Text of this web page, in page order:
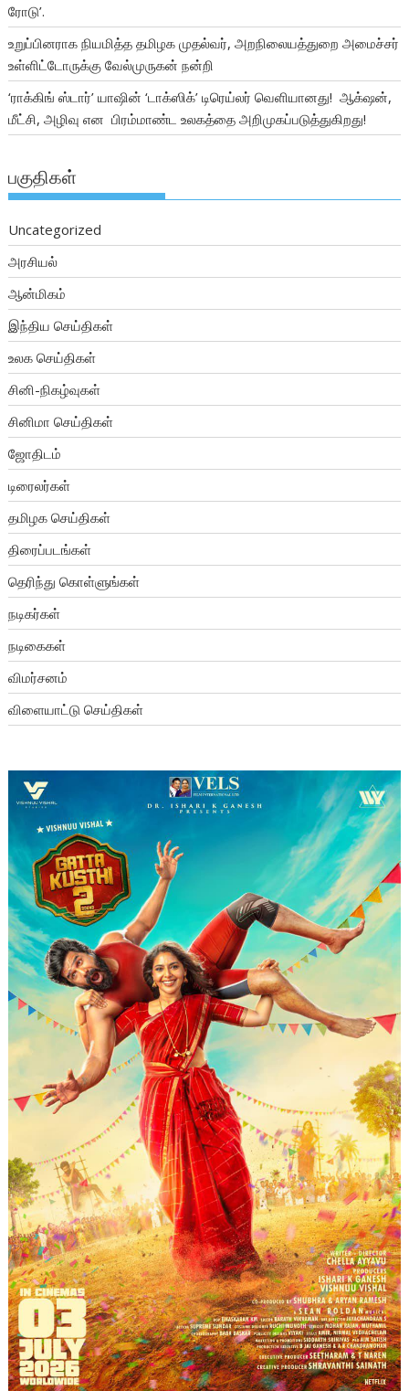
ரோடு’.
உறுப்பினராக நியமித்த தமிழக முதல்வர், அறநிலையத்துறை அமைச்சர்
உள்ளிட்டோருக்கு வேல்முருகன் நன்றி
‘ராக்கிங் ஸ்டார்’ யாஷின் ‘டாக்ஸிக்’ டிரெய்லர் வெளியானது! ஆக்‌ஷன்,
மீட்சி, அழிவு என பிரம்மாண்ட உலகத்தை அறிமுகப்படுத்துகிறது!
பகுதிகள்
Uncategorized
அரசியல்
ஆன்மிகம்
இந்திய செய்திகள்
உலக செய்திகள்
சினி-நிகழ்வுகள்
சினிமா செய்திகள்
ஜோதிடம்
டிரைலர்கள்
தமிழக செய்திகள்
திரைப்படங்கள்
தெரிந்து கொள்ளுங்கள்
நடிகர்கள்
நடிகைகள்
விமர்சனம்
விளையாட்டு செய்திகள்